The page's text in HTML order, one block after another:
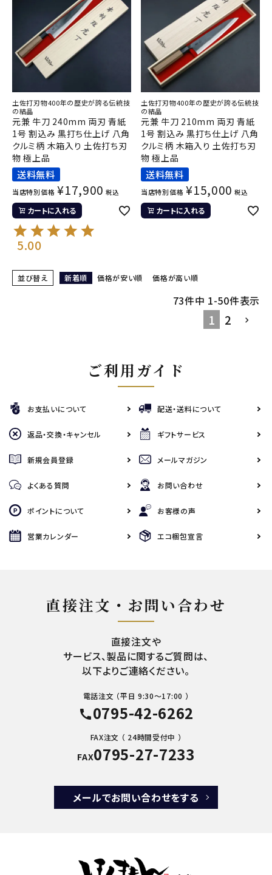
土佐打刃物400年の歴史が誇る伝統技
の結晶
元兼 牛刀 240mm 両刃 青紙
1号 割込み 黒打ち仕上げ 八角
クルミ柄 木箱入り 土佐打ち刃
物 極上品
送料無料
当店特別価格 ¥17,900 税込
カートに入れる
5.00
土佐打刃物400年の歴史が誇る伝統技
の結晶
元兼 牛刀 210mm 両刃 青紙
1号 割込み 黒打ち仕上げ 八角
クルミ柄 木箱入り 土佐打ち刃
物 極上品
送料無料
当店特別価格 ¥15,000 税込
カートに入れる
並び替え 新着順 価格が安い順 価格が高い順
73件中 1-50件表示
1 2
ご利用ガイド
お支払いについて 配送・送料について
返品・交換・キャンセル ギフトサービス
新規会員登録 メールマガジン
よくある質問 お問い合わせ
ポイントについて お客様の声
営業カレンダー エコ梱包宣言
直接注文・お問い合わせ
直接注文や
サービス、製品に関するご質問は、
以下よりご連絡ください。
電話注文 （平日 9:30～17:00 ）
call0795-42-6262
FAX注文 （ 24時間受付中 ）
FAX0795-27-7233
メールでお問い合わせをする